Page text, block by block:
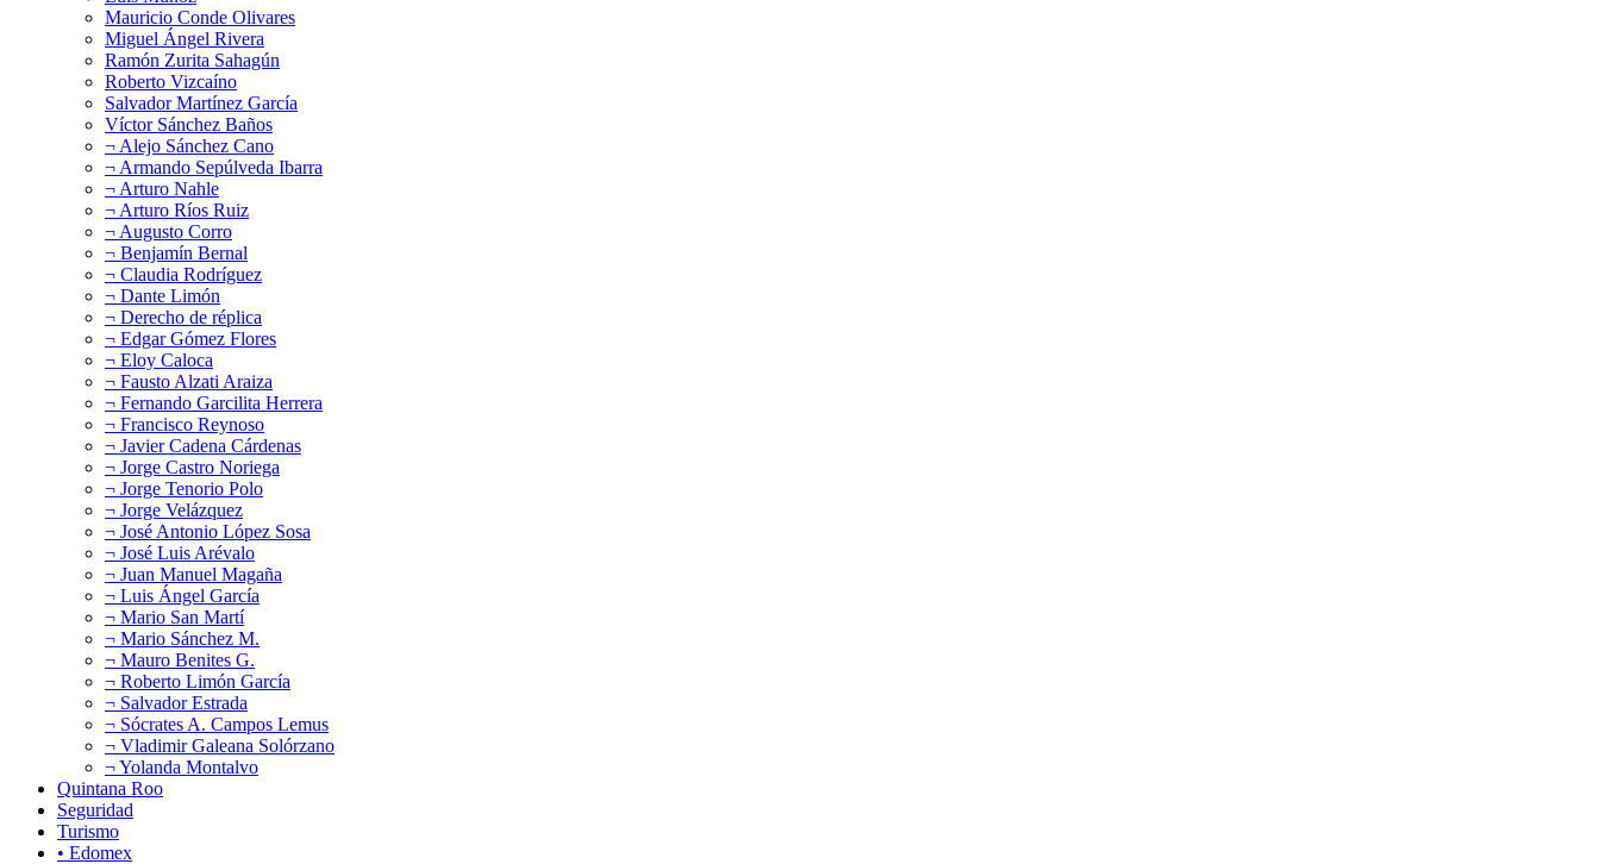
Mauricio Conde Olivares
Miguel Ángel Rivera
Ramón Zurita Sahagún
Roberto Vizcaíno
Salvador Martínez García
Víctor Sánchez Baños
¬ Alejo Sánchez Cano
¬ Armando Sepúlveda Ibarra
¬ Arturo Nahle
¬ Arturo Ríos Ruiz
¬ Augusto Corro
¬ Benjamín Bernal
¬ Claudia Rodríguez
¬ Dante Limón
¬ Derecho de réplica
¬ Edgar Gómez Flores
¬ Eloy Caloca
¬ Fausto Alzati Araiza
¬ Fernando Garcilita Herrera
¬ Francisco Reynoso
¬ Javier Cadena Cárdenas
¬ Jorge Castro Noriega
¬ Jorge Tenorio Polo
¬ Jorge Velázquez
¬ José Antonio López Sosa
¬ José Luis Arévalo
¬ Juan Manuel Magaña
¬ Luis Ángel García
¬ Mario San Martí
¬ Mario Sánchez M.
¬ Mauro Benites G.
¬ Roberto Limón García
¬ Salvador Estrada
¬ Sócrates A. Campos Lemus
¬ Vladimir Galeana Solórzano
¬ Yolanda Montalvo
Quintana Roo
Seguridad
Turismo
• Edomex